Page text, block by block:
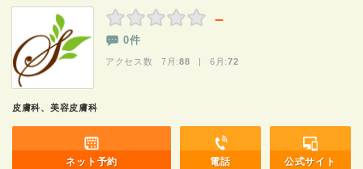
－
0件
アクセス数 7月:88 | 6月:72
皮膚科、美容皮膚科
ネット予約 電話 公式サイト